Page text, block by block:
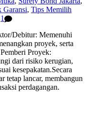
Garansi, Tips Memilih
1
Debitur: Memenuhi
proyek, serta
Proyek:
dari risiko kerugian,
kesepakatan.Secara
tetap lancar, membangun
perdagangan.